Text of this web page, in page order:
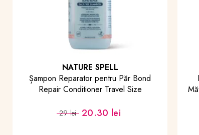
ERAYBA
Loțiune Purifiantă pentru Scalp cu
Mătreață Zen Active Z18P Purify Lotion
113 lei 90.40 lei